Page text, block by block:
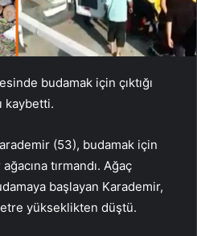
budamak için çıktığı
kaybetti.
(53), budamak için
tırmandı. Ağaç
başlayan Karademir,
yükseklikten düştü.